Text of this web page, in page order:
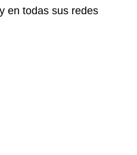
en todas sus redes